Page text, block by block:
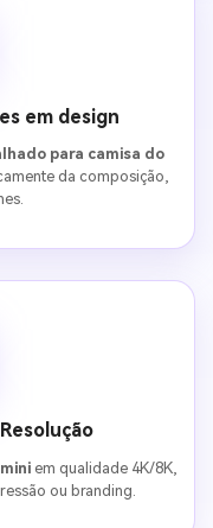
em design
para camisa do
da composição,
em qualidade 4K/8K,
ou branding.